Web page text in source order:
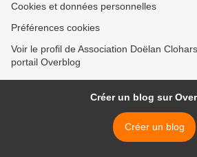
Cookies et données personnelles
Préférences cookies
Voir le profil de Association Doëlan
portail Overblog
Créer un blog sur
Créer un blog